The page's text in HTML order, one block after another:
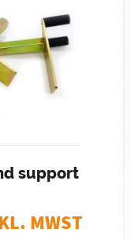
support
MWST